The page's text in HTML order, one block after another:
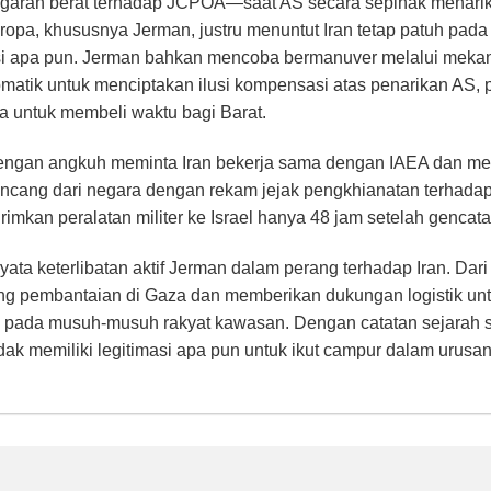
khususnya Jerman, justru menuntut Iran tetap patuh
pun. Jerman bahkan mencoba bermanuver melalui
untuk menciptakan ilusi kompensasi atas penarikan AS,
untuk membeli waktu bagi Barat.
angkuh meminta Iran bekerja sama dengan IAEA dan
dari negara dengan rekam jejak pengkhianatan
peralatan militer ke Israel hanya 48 jam setelah
keterlibatan aktif Jerman dalam perang terhadap Iran.
pembantaian di Gaza dan memberikan dukungan logistik
musuh-musuh rakyat kawasan. Dengan catatan sejarah
memiliki legitimasi apa pun untuk ikut campur dalam